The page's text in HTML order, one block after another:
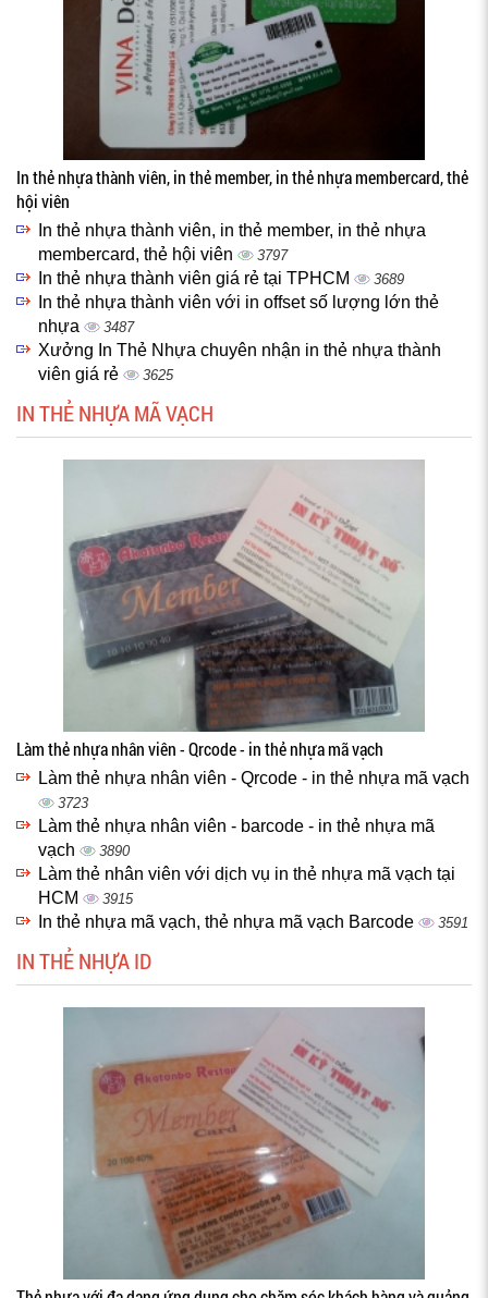
In thẻ nhựa thành viên, in thẻ member, in thẻ nhựa membercard, thẻ
hội viên
In thẻ nhựa thành viên, in thẻ member, in thẻ nhựa
membercard, thẻ hội viên
3797
In thẻ nhựa thành viên giá rẻ tại TPHCM 3689
In thẻ nhựa thành viên với in offset số lượng lớn thẻ
nhựa
3487
Xưởng In Thẻ Nhựa chuyên nhận in thẻ nhựa thành
viên giá rẻ
3625
IN THẺ NHỰA MÃ VẠCH
Làm thẻ nhựa nhân viên - Qrcode - in thẻ nhựa mã vạch
Làm thẻ nhựa nhân viên - Qrcode - in thẻ nhựa mã vạch
3723
Làm thẻ nhựa nhân viên - barcode - in thẻ nhựa mã
vạch
3890
Làm thẻ nhân viên với dịch vụ in thẻ nhựa mã vạch tại
HCM
3915
In thẻ nhựa mã vạch, thẻ nhựa mã vạch Barcode 3591
IN THẺ NHỰA ID